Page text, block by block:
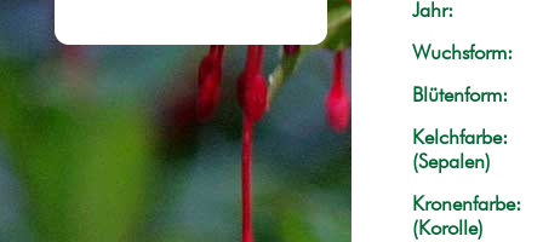
Jahr:
Wuchsform:
Blütenform:
Kelchfarbe:
(Sepalen)
Kronenfarbe:
(Korolle)